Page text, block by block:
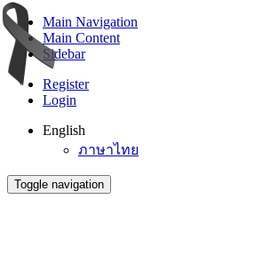
Main Navigation
Main Content
Sidebar
Register
Login
English
ภาษาไทย
Toggle navigation